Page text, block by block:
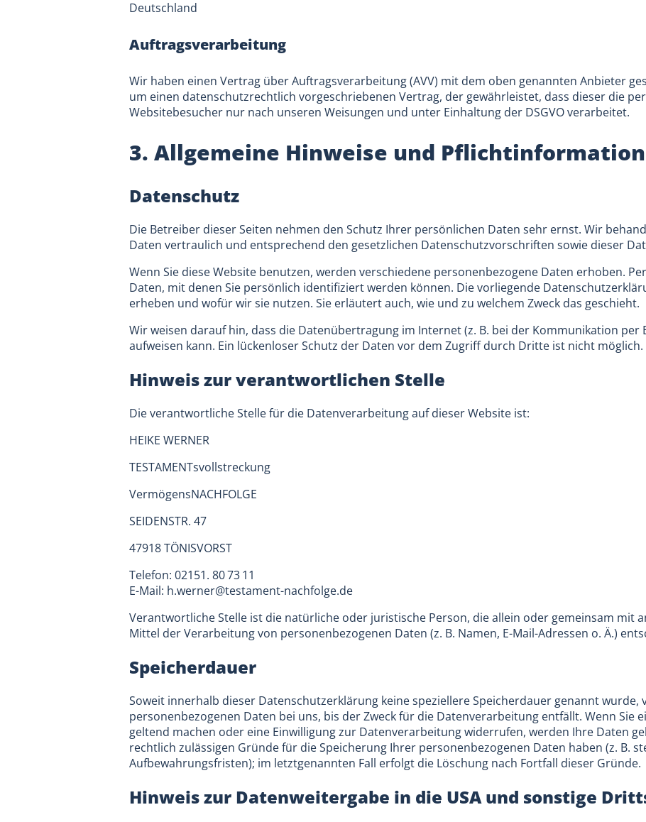
Deutschland
Auftragsverarbeitung
Wir haben einen Vertrag über Auftragsverarbeitung (AVV) mit dem oben genannten Anbieter
um einen datenschutzrechtlich vorgeschriebenen Vertrag, der gewährleistet, dass dieser die
Websitebesucher nur nach unseren Weisungen und unter Einhaltung der DSGVO verarbeitet.
3. Allgemeine Hinweise und
Datenschutz
Die Betreiber dieser Seiten nehmen den Schutz Ihrer persönlichen Daten sehr ernst. Wir
Daten vertraulich und entsprechend den gesetzlichen Datenschutzvorschriften sowie dieser
Wenn Sie diese Website benutzen, werden verschiedene personenbezogene Daten erhoben.
Daten, mit denen Sie persönlich identifiziert werden können. Die vorliegende
erheben und wofür wir sie nutzen. Sie erläutert auch, wie und zu welchem Zweck das geschieht.
Wir weisen darauf hin, dass die Datenübertragung im Internet (z. B. bei der Kommunikation per
aufweisen kann. Ein lückenloser Schutz der Daten vor dem Zugriff durch Dritte ist nicht möglich.
Hinweis zur verantwortlichen Stelle
Die verantwortliche Stelle für die Datenverarbeitung auf dieser Website ist:
HEIKE WERNER
TESTAMENTsvollstreckung
VermögensNACHFOLGE
SEIDENSTR. 47
47918 TÖNISVORST
Telefon: 02151. 80 73 11
E-Mail: h.werner@testament-nachfolge.de
Verantwortliche Stelle ist die natürliche oder juristische Person, die allein oder gemeinsam mit
Mittel der Verarbeitung von personenbezogenen Daten (z. B. Namen, E-Mail-Adressen o. Ä.)
Speicherdauer
Soweit innerhalb dieser Datenschutzerklärung keine speziellere Speicherdauer genannt wurde,
personenbezogenen Daten bei uns, bis der Zweck für die Datenverarbeitung entfällt. Wenn Sie
geltend machen oder eine Einwilligung zur Datenverarbeitung widerrufen, werden Ihre Daten
rechtlich zulässigen Gründe für die Speicherung Ihrer personenbezogenen Daten haben (z. B.
Aufbewahrungsfristen); im letztgenannten Fall erfolgt die Löschung nach Fortfall dieser Gründe.
Hinweis zur Datenweitergabe in die USA und sonstige